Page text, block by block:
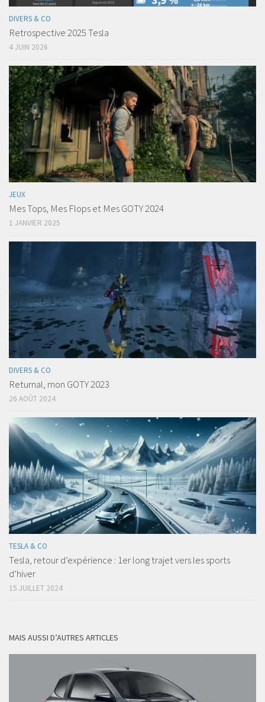
DIVERS & CO
Retrospective 2025 Tesla
4 JUIN 2026
JEUX
Mes Tops, Mes Flops et Mes GOTY 2024
1 JANVIER 2025
DIVERS & CO
Returnal, mon GOTY 2023
26 AOÛT 2024
TESLA & CO
Tesla, retour d’expérience : 1er long trajet vers les sports
d’hiver
15 JUILLET 2024
MAIS AUSSI D’AUTRES ARTICLES